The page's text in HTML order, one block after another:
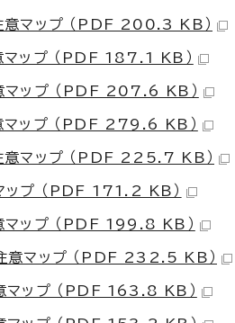
マップ （PDF 200.3 KB）
ップ （PDF 187.1 KB）
ップ （PDF 207.6 KB）
ップ （PDF 279.6 KB）
マップ （PDF 225.7 KB）
プ （PDF 171.2 KB）
ップ （PDF 199.8 KB）
マップ （PDF 232.5 KB）
ップ （PDF 163.8 KB）